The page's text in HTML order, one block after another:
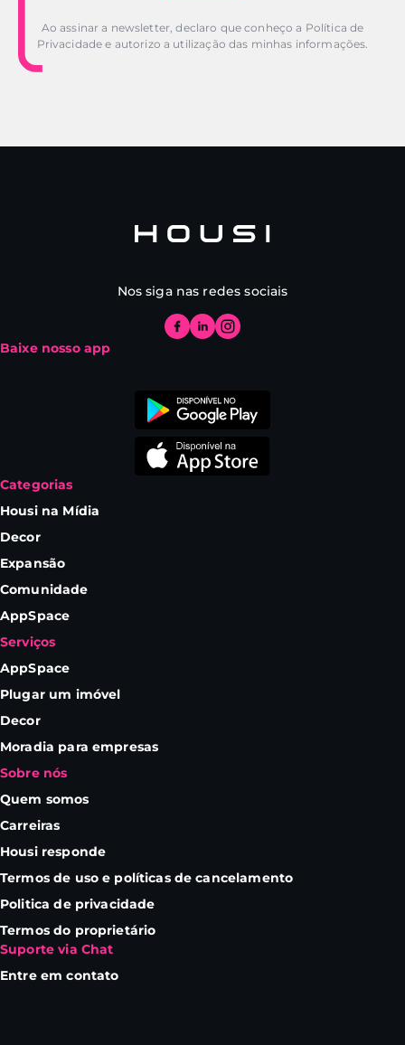
Ao assinar a newsletter, declaro que conheço a Política de
Privacidade e autorizo a utilização das minhas informações.
Nos siga nas redes sociais
Baixe nosso app
Categorias
Housi na Mídia
Decor
Expansão
Comunidade
AppSpace
Serviços
AppSpace
Plugar um imóvel
Decor
Moradia para empresas
Sobre nós
Quem somos
Carreiras
Housi responde
Termos de uso e políticas de cancelamento
Politica de privacidade
Termos do proprietário
Suporte via Chat
Entre em contato